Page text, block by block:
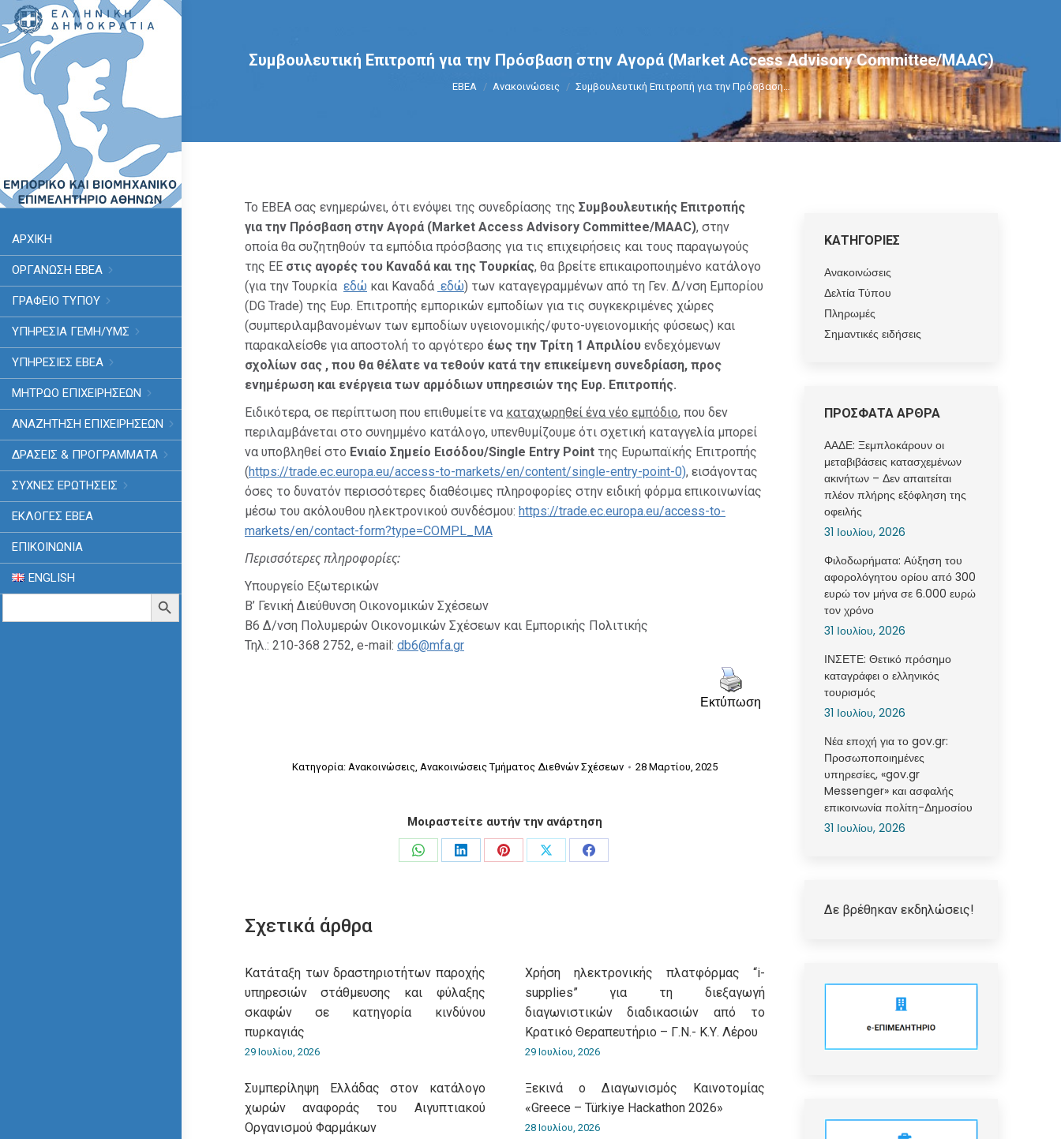
ΑΡΧΙΚΗ
ΟΡΓΑΝΩΣΗ ΕΒΕΑ
ΓΡΑΦΕΙΟ ΤΥΠΟΥ
ΥΠΗΡΕΣΊΑ ΓΕΜΗ/ΥΜΣ
ΥΠΗΡΕΣΙΕΣ ΕΒΕΑ
ΜΗΤΡΩΟ ΕΠΙΧΕΙΡΗΣΕΩΝ
ΑΝΑΖΗΤΗΣΗ ΕΠΙΧΕΙΡΗΣΕΩΝ
ΔΡΑΣΕΙΣ & ΠΡΟΓΡΑΜΜΑΤΑ
ΣΥΧΝΕΣ ΕΡΩΤΗΣΕΙΣ
ΕΚΛΟΓΈΣ ΕΒΕΑ
ΕΠΙΚΟΙΝΩΝΙΑ
ENGLISH
Search
Search Button
Συμβουλευτική Επιτροπή για την Πρόσβαση στην Αγορά (Market Access Advisory Committee/MAAC)
You are here:
ΕΒΕΑ Ανακοινώσεις Συμβουλευτική Επιτροπή για την Πρόσβαση…
Το ΕΒΕΑ σας ενημερώνει, ότι ενόψει της συνεδρίασης της Συμβουλευτικής Επιτροπής
για την Πρόσβαση στην Αγορά (Market Access Advisory Committee/MAAC), στην
οποία θα συζητηθούν τα εμπόδια πρόσβασης για τις επιχειρήσεις και τους παραγωγούς
της ΕΕ στις αγορές του Καναδά και της Τουρκίας, θα βρείτε επικαιροποιημένο κατάλογο
(για την Τουρκία εδώ και Καναδά εδώ) των καταγεγραμμένων από τη Γεν. Δ/νση Εμπορίου
(DG Trade) της Ευρ. Επιτροπής εμπορικών εμποδίων για τις συγκεκριμένες χώρες
(συμπεριλαμβανομένων των εμποδίων υγειονομικής/φυτο-υγειονομικής φύσεως) και
παρακαλείσθε για αποστολή το αργότερο έως την Τρίτη 1 Απριλίου ενδεχόμενων
σχολίων σας , που θα θέλατε να τεθούν κατά την επικείμενη συνεδρίαση, προς
ενημέρωση και ενέργεια των αρμόδιων υπηρεσιών της Ευρ. Επιτροπής.
Ειδικότερα, σε περίπτωση που επιθυμείτε να καταχωρηθεί ένα νέο εμπόδιο, που δεν
περιλαμβάνεται στο συνημμένο κατάλογο, υπενθυμίζουμε ότι σχετική καταγγελία μπορεί
να υποβληθεί στο Ενιαίο Σημείο Εισόδου/Single Entry Point της Ευρωπαϊκής Επιτροπής
(https://trade.ec.europa.eu/access-to-markets/en/content/single-entry-point-0), εισάγοντας
όσες το δυνατόν περισσότερες διαθέσιμες πληροφορίες στην ειδική φόρμα επικοινωνίας
μέσω του ακόλουθου ηλεκτρονικού συνδέσμου: https://trade.ec.europa.eu/access-to-
markets/en/contact-form?type=COMPL_MA
Περισσότερες πληροφορίες:
Υπουργείο Εξωτερικών
B’ Γενική Διεύθυνση Οικονομικών Σχέσεων
Β6 Δ/νση Πολυμερών Οικονομικών Σχέσεων και Εμπορικής Πολιτικής
Τηλ.: 210-368 2752, e-mail: db6@mfa.gr
Εκτύπωση
Κατηγορία: Ανακοινώσεις, Ανακοινώσεις Τμήματος Διεθνών Σχέσεων 28 Μαρτίου, 2025
Μοιραστείτε αυτήν την ανάρτηση
Share
Share
Share
Share
Share
Σχετικά άρθρα
Κατάταξη των δραστηριοτήτων παροχής
υπηρεσιών στάθμευσης και φύλαξης
σκαφών σε κατηγορία κινδύνου
πυρκαγιάς
29 Ιουλίου, 2026
Χρήση ηλεκτρονικής πλατφόρμας “i-
supplies” για τη διεξαγωγή
διαγωνιστικών διαδικασιών από το
Κρατικό Θεραπευτήριο – Γ.Ν.- Κ.Υ. Λέρου
29 Ιουλίου, 2026
Συμπερίληψη Ελλάδας στον κατάλογο
χωρών αναφοράς του Αιγυπτιακού
Οργανισμού Φαρμάκων
Ξεκινά ο Διαγωνισμός Καινοτομίας
«Greece – Türkiye Hackathon 2026»
28 Ιουλίου, 2026
ΚΑΤΗΓΟΡΙΕΣ
Ανακοινώσεις
Δελτία Τύπου
Πληρωμές
Σημαντικές ειδήσεις
ΠΡΟΣΦΑΤΑ ΑΡΘΡΑ
ΑΑΔΕ: Ξεμπλοκάρουν οι
μεταβιβάσεις κατασχεμένων
ακινήτων – Δεν απαιτείται
πλέον πλήρης εξόφληση της
οφειλής
31 Ιουλίου, 2026
Φιλοδωρήματα: Αύξηση του
αφορολόγητου ορίου από 300
ευρώ τον μήνα σε 6.000 ευρώ
τον χρόνο
31 Ιουλίου, 2026
ΙΝΣΕΤΕ: Θετικό πρόσημο
καταγράφει ο ελληνικός
τουρισμός
31 Ιουλίου, 2026
Νέα εποχή για το gov.gr:
Προσωποποιημένες
υπηρεσίες, «gov.gr
Messenger» και ασφαλής
επικοινωνία πολίτη-Δημοσίου
31 Ιουλίου, 2026
Δε βρέθηκαν εκδηλώσεις!